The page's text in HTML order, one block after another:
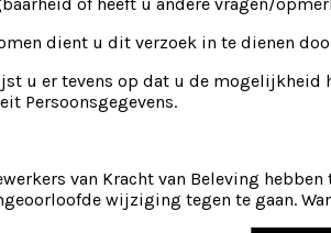
dient u dit verzoek in te dienen
u er tevens op dat u de
Persoonsgegevens.
van Kracht van Beleving
wijziging tegen te gaan.